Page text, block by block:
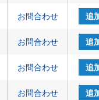
お問合わせ 追
お問合わせ 追
お問合わせ 追
お問合わせ 追